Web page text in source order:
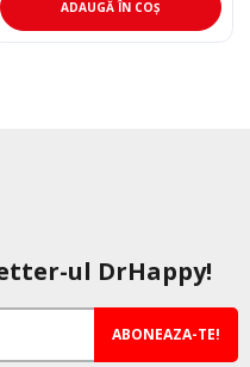
fost:
313,00 lei.
219,00 lei.
ADAUGĂ ÎN COȘ
ul DrHappy!
ABONEAZA-TE!